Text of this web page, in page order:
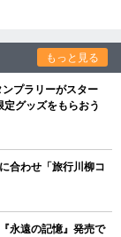
もっと見る
プラリーがスター
グッズをもらおう
合わせ「旅行川柳コ
永遠の記憶』発売で